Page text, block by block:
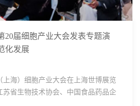
20届细胞产业大会发表专题演
化发展
上海）细胞产业大会在上海世博展览
苏省生物技术协会、中国食品药品企